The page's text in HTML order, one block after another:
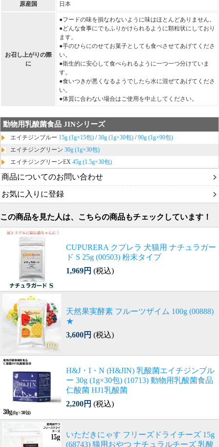
原産国 日本
お召し上がりの際
に
●フードの味を損なわないように味はほとんどありません。
●どんな食事にでもふりかけられるように顆粒状にしており
ます。
●手のひらにのせてお菓子としても食べさせてあげてくださ
い。
●衛生的に安心して食べられるように一つ一つ分けていま
す。
●食いつきが悪くなるようでしたら水に混ぜてあげてくださ
い。
●体質に合わない場合はご使用を中止してください。
動物用乳酸菌食品 JINシリーズ
エイチジンブルー 15g (1g×15包) /30g (1g×30包) /90g (1g×90包)
エイチジングリーン 30g (1g×30包)
エイチジングリーンEX 45g (1.5g×30包)
商品についてのお問い合わせ
お気に入りに登録
この商品を見た人は、こちらの商品もチェックしています！
CUPURERA クプレラ 犬猫用 ナチュラガー
ド S 25g (00503) 粉末タイプ
1,969円 (税込)
天然果実酵素 フルーツザイム 100g (00888)
★
3,600円 (税込)
H&J・I・N (H&JIN) 乳酸菌エイチジンブル
ー 30g (1g×30包) (10713) 動物用乳酸菌食品
仁酸菌 HJ1乳酸菌
2,200円 (税込)
いただきにゃす フリーズドライチーズ 15g
(68743) 猫用おやつ ナチュラルチーズ 乳酸